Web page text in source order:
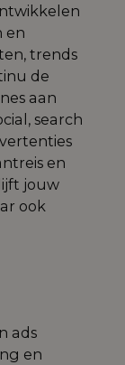
en
trends
de
aan
search
en
jouw
ook
ads
en